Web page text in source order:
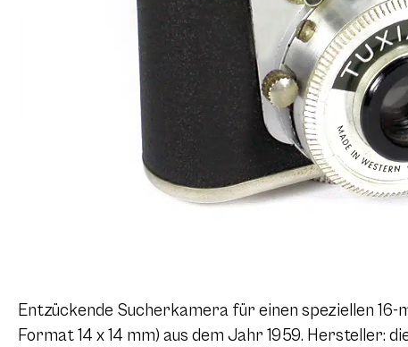
Entzückende Sucherkamera für einen speziellen 16-
Format 14 x 14 mm) aus dem Jahr 1959. Hersteller: